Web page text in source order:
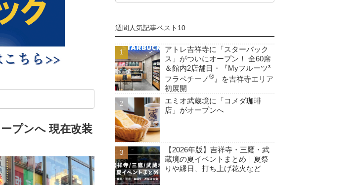
プンへ 現在改装
週間人気記事ベスト10
アトレ吉祥寺に「スターバック
ス」がついにオープン！ 全60席
＆館内2店舗目・『Myフルーツ³
フラペチーノ ®』を吉祥寺エリア
初展開
エミオ武蔵境に「コメダ珈琲
店」がオープンへ
【2026年版】吉祥寺・三鷹・武
蔵境の夏イベントまとめ｜夏祭
りや縁日、打ち上げ花火など